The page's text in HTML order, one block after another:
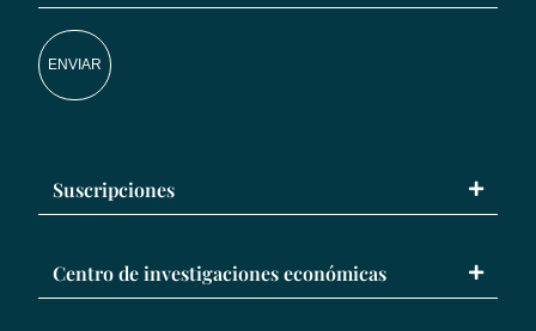
ENVIAR
Suscripciones
Centro de investigaciones económicas